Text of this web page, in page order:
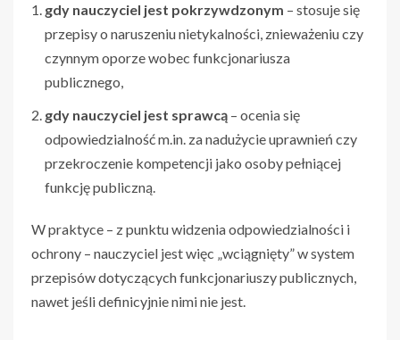
gdy nauczyciel jest pokrzywdzonym – stosuje się
przepisy o naruszeniu nietykalności, znieważeniu czy
czynnym oporze wobec funkcjonariusza
publicznego,
gdy nauczyciel jest sprawcą – ocenia się
odpowiedzialność m.in. za nadużycie uprawnień czy
przekroczenie kompetencji jako osoby pełniącej
funkcję publiczną.
W praktyce – z punktu widzenia odpowiedzialności i
ochrony – nauczyciel jest więc „wciągnięty” w system
przepisów dotyczących funkcjonariuszy publicznych,
nawet jeśli definicyjnie nimi nie jest.